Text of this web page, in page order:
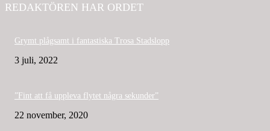
REDAKTÖREN HAR ORDET
Grymt plågsamt i fantastiska Trosa Stadslopp
3 juli, 2022
”Fint att få uppleva flytet några sekunder”
22 november, 2020